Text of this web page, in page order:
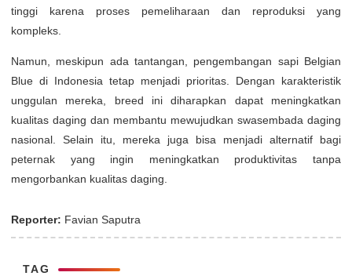
tinggi karena proses pemeliharaan dan reproduksi yang
kompleks.
Namun, meskipun ada tantangan, pengembangan sapi Belgian
Blue di Indonesia tetap menjadi prioritas. Dengan karakteristik
unggulan mereka, breed ini diharapkan dapat meningkatkan
kualitas daging dan membantu mewujudkan swasembada daging
nasional. Selain itu, mereka juga bisa menjadi alternatif bagi
peternak yang ingin meningkatkan produktivitas tanpa
mengorbankan kualitas daging.
Reporter: Favian Saputra
TAG